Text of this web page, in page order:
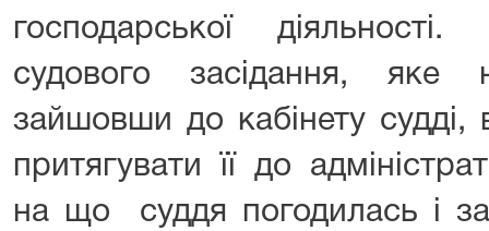
господарської
судового засідання, яке
зайшовши до кабінету судді,
притягувати її до
на що суддя погодилась і